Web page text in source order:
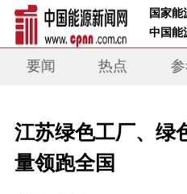
国家能
中国
要闻 热点
江苏绿色工厂、绿
量领跑全国